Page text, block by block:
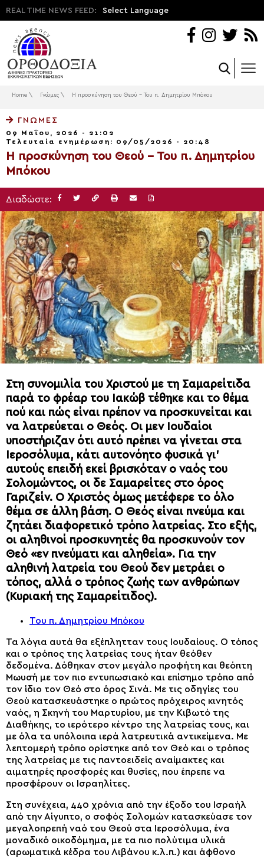
REAL TIME NEWS FEED: Select Language
Home \ Γνώμες \ Η προσκύνηση του Θεού – Του π. Δημητρίου Μπόκου
ΓΝΏΜΕΣ
09 Μαΐου, 2026 - 21:02
Τελευταία ενημέρωση: 09/05/2026 - 20:48
Η προσκύνηση του Θεού – Του π. Δημητρίου
Μπόκου
Διαδώστε:
Στη συνομιλία του Χριστού με τη Σαμαρείτιδα
παρά το φρέαρ του Ιακώβ τέθηκε και το θέμα
πού και πώς είναι πρέπον να προσκυνείται και
να λατρεύεται ο Θεός. Οι μεν Ιουδαίοι
υποστήριζαν ότι αυτό πρέπει να γίνεται στα
Ιεροσόλυμα, κάτι αυτονόητο φυσικά γι’
αυτούς επειδή εκεί βρισκόταν ο ναός του
Σολομώντος, οι δε Σαμαρείτες στο όρος
Γαριζείν. Ο Χριστός όμως μετέφερε το όλο
θέμα σε άλλη βάση. Ο Θεός είναι πνεύμα και
ζητάει διαφορετικό τρόπο λατρείας. Στο εξής,
οι αληθινοί προσκυνητές θα προσκυνούν τον
Θεό «εν πνεύματι και αληθεία». Για την
αληθινή λατρεία του Θεού δεν μετράει ο
τόπος, αλλά ο τρόπος ζωής των ανθρώπων
(Κυριακή της Σαμαρείτιδος).
Του π. Δημητρίου Μπόκου
Τα λόγια αυτά θα εξέπλητταν τους Ιουδαίους. Ο τόπος
και ο τρόπος της λατρείας τους ήταν θεόθεν
δεδομένα. Δόθηκαν στον μεγάλο προφήτη και θεόπτη
Μωυσή με τον πιο εντυπωσιακό και επίσημο τρόπο από
τον ίδιο τον Θεό στο όρος Σινά. Με τις οδηγίες του
Θεού κατασκευάστηκε ο πρώτος πρόχειρος κινητός
ναός, η Σκηνή του Μαρτυρίου, με την Κιβωτό της
Διαθήκης, το ιερότερο κέντρο της λατρείας τους, και
με όλα τα υπόλοιπα ιερά λατρευτικά αντικείμενα. Με
λεπτομερή τρόπο ορίστηκε από τον Θεό και ο τρόπος
της λατρείας με τις παντοειδείς αναίμακτες και
αιματηρές προσφορές και θυσίες, που έπρεπε να
προσφέρουν οι Ισραηλίτες.
Στη συνέχεια, 440 χρόνια από την έξοδο του Ισραήλ
από την Αίγυπτο, ο σοφός Σολομών κατασκεύασε τον
μεγαλοπρεπή ναό του Θεού στα Ιεροσόλυμα, ένα
μοναδικό οικοδόμημα, με τα πιο πολύτιμα υλικά
(αρωματικά κέδρα του Λιβάνου κ.λ.π.) και άφθονο